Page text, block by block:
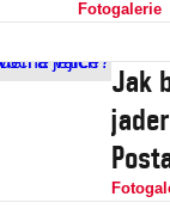
Fotogalerie
Jak